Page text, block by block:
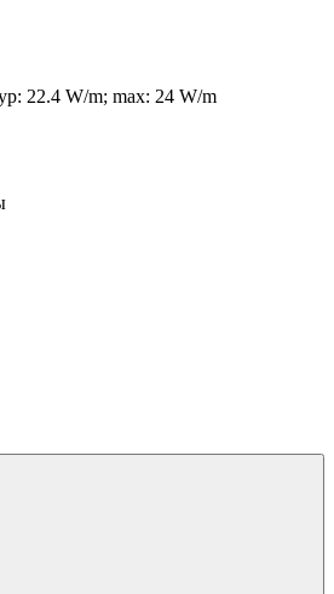
22.4 W/m; max: 24 W/m